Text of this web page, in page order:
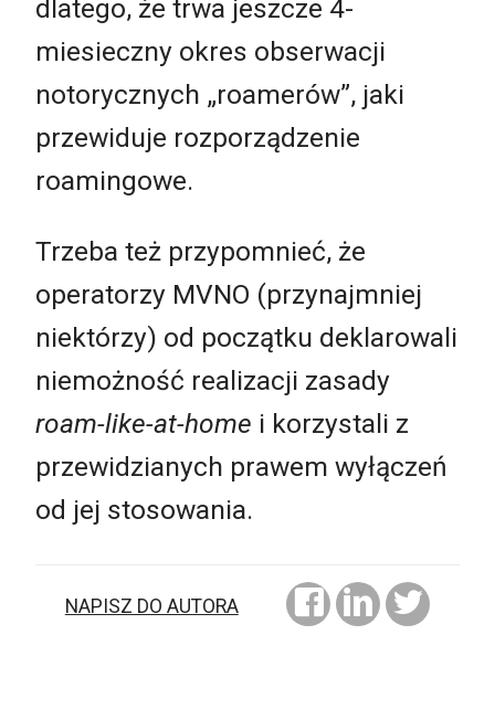
dlatego, że trwa jeszcze 4-
miesieczny okres obserwacji
notorycznych „roamerów”, jaki
przewiduje rozporządzenie
roamingowe.
Trzeba też przypomnieć, że
operatorzy MVNO (przynajmniej
niektórzy) od początku deklarowali
niemożność realizacji zasady
roam-like-at-home i korzystali z
przewidzianych prawem wyłączeń
od jej stosowania.
NAPISZ DO AUTORA